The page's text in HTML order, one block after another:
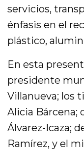
servicios,
énfasis en el
plástico,
En esta
presidente
Villanueva; los
Alicia Bárcena;
Álvarez-Icaza;
Ramírez, y el